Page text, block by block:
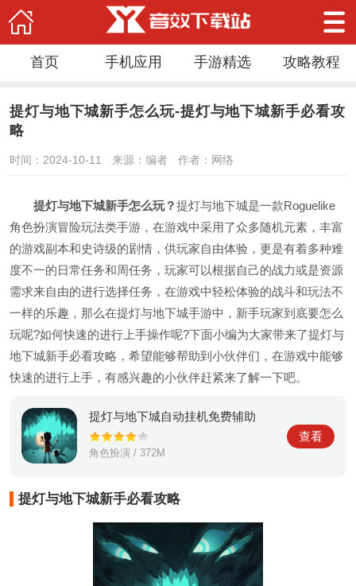
首页 手机应用 手游精选 攻略教程
提灯与地下城新手怎么玩-提灯与地下城新手必看攻
略
时间：2024-10-11 来源：编者 作者：网络
提灯与地下城新手怎么玩？提灯与地下城是一款Roguelike
角色扮演冒险玩法类手游，在游戏中采用了众多随机元素，丰富
的游戏副本和史诗级的剧情，供玩家自由体验，更是有着多种难
度不一的日常任务和周任务，玩家可以根据自己的战力或是资源
需求来自由的进行选择任务，在游戏中轻松体验的战斗和玩法不
一样的乐趣，那么在提灯与地下城手游中，新手玩家到底要怎么
玩呢?如何快速的进行上手操作呢?下面小编为大家带来了提灯与
地下城新手必看攻略，希望能够帮助到小伙伴们，在游戏中能够
快速的进行上手，有感兴趣的小伙伴赶紧来了解一下吧。
提灯与地下城自动挂机免费辅助
角色扮演 / 372M
查看
提灯与地下城新手必看攻略